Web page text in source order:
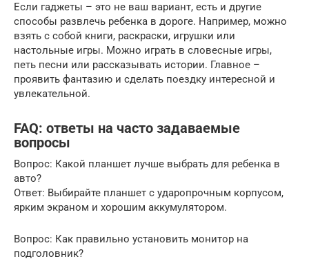
Если гаджеты – это не ваш вариант, есть и другие
способы развлечь ребенка в дороге. Например, можно
взять с собой книги, раскраски, игрушки или
настольные игры. Можно играть в словесные игры,
петь песни или рассказывать истории. Главное –
проявить фантазию и сделать поездку интересной и
увлекательной.
FAQ: ответы на часто задаваемые
вопросы
Вопрос: Какой планшет лучше выбрать для ребенка в
авто?
Ответ: Выбирайте планшет с ударопрочным корпусом,
ярким экраном и хорошим аккумулятором.
Вопрос: Как правильно установить монитор на
подголовник?